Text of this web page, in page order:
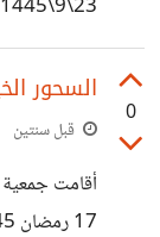
كانت
الحفل بكلمة
0
السحور
قبل سنتين
أقامت جمعية